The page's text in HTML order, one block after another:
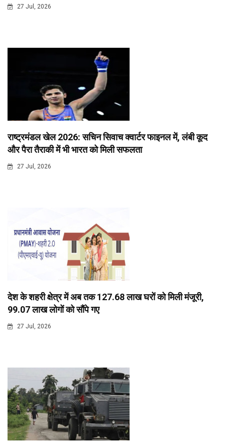
27 Jul, 2026
राष्ट्रमंडल खेल 2026: सचिन सिवाच क्वार्टर फाइनल में, लंबी कूद
और पैरा तैराकी में भी भारत को मिली सफलता
27 Jul, 2026
देश के शहरी क्षेत्र में अब तक 127.68 लाख घरों को मिली मंजूरी,
99.07 लाख लोगों को सौंपे गए
27 Jul, 2026